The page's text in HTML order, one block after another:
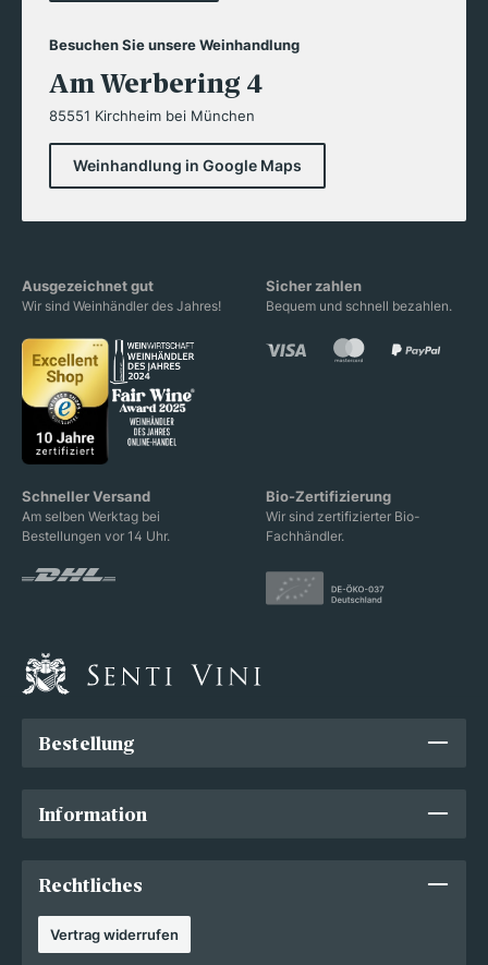
Besuchen Sie unsere Weinhandlung
Am Werbering 4
85551 Kirchheim bei München
Weinhandlung in Google Maps
Ausgezeichnet gut
Wir sind Weinhändler des Jahres!
Sicher zahlen
Bequem und schnell bezahlen.
Schneller Versand
Am selben Werktag bei
Bestellungen vor 14 Uhr.
Bio-Zertifizierung
Wir sind zertifizierter Bio-
Fachhändler.
Bestellung
Information
Rechtliches
Vertrag widerrufen